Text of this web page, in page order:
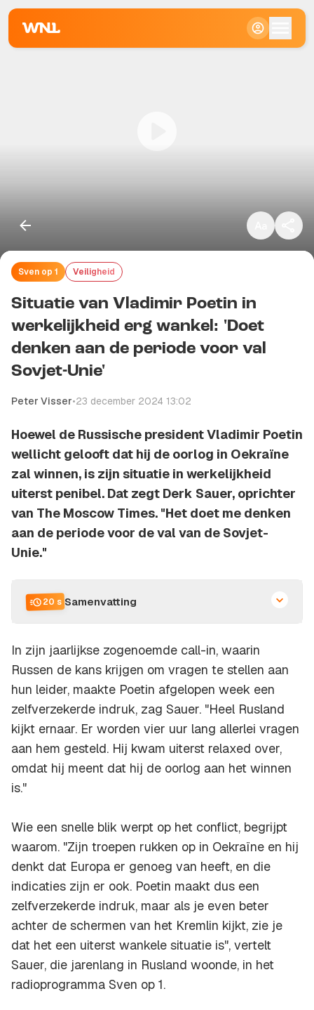
Sven op 1 Veiligheid
Situatie van Vladimir Poetin in
werkelijkheid erg wankel: 'Doet
denken aan de periode voor val
Sovjet-Unie'
Peter Visser•23 december 2024 13:02
Hoewel de Russische president Vladimir Poetin
wellicht gelooft dat hij de oorlog in Oekraïne
zal winnen, is zijn situatie in werkelijkheid
uiterst penibel. Dat zegt Derk Sauer, oprichter
van The Moscow Times. "Het doet me denken
aan de periode voor de val van de Sovjet-
Unie."
20 s Samenvatting
In zijn jaarlijkse zogenoemde call-in, waarin
Russen de kans krijgen om vragen te stellen aan
hun leider, maakte Poetin afgelopen week een
zelfverzekerde indruk, zag Sauer. "Heel Rusland
kijkt ernaar. Er worden vier uur lang allerlei vragen
aan hem gesteld. Hij kwam uiterst relaxed over,
omdat hij meent dat hij de oorlog aan het winnen
is."
Wie een snelle blik werpt op het conflict, begrijpt
waarom. "Zijn troepen rukken op in Oekraïne en hij
denkt dat Europa er genoeg van heeft, en die
indicaties zijn er ook. Poetin maakt dus een
zelfverzekerde indruk, maar als je even beter
achter de schermen van het Kremlin kijkt, zie je
dat het een uiterst wankele situatie is", vertelt
Sauer, die jarenlang in Rusland woonde, in het
radioprogramma Sven op 1.